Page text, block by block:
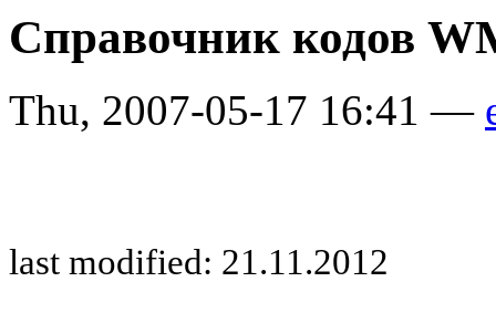
Справочник кодов
Thu, 2007-05-17 16:41 —
last modified: 21.11.2012